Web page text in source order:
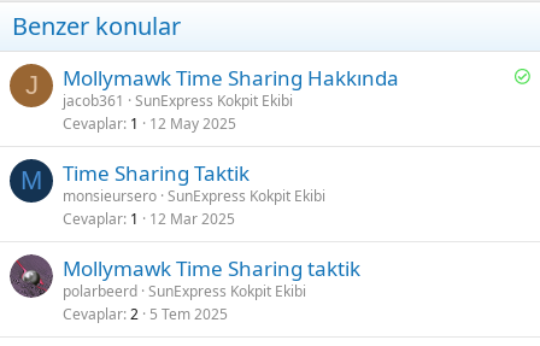
Benzer konular
J
Ç
ü
Mollymawk Time Sharing Hakkında
jacob361
SunExpress Kokpit Ekibi
Cevaplar 1 12 May 2025
M Time Sharing Taktik
monsieursero SunExpress Kokpit Ekibi
Cevaplar 1 12 Mar 2025
Mollymawk Time Sharing taktik
polarbeerd SunExpress Kokpit Ekibi
Cevaplar 2 5 Tem 2025